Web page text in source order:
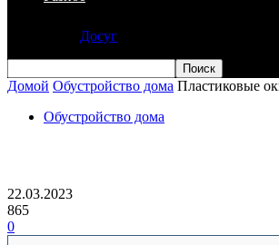
Досуг
Домой Обустройство дома Пластиковые
Обустройство дома
22.03.2023
865
0